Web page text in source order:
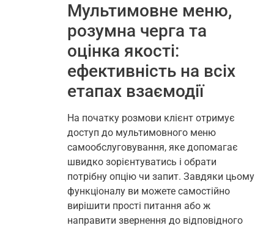
Мультимовне меню,
розумна черга та
оцінка якості:
ефективність на всіх
етапах взаємодії
На початку розмови клієнт отримує
доступ до мультимовного меню
самообслуговування, яке допомагає
швидко зорієнтуватись і обрати
потрібну опцію чи запит. Завдяки цьому
функціоналу ви можете самостійно
вирішити прості питання або ж
направити звернення до відповідного